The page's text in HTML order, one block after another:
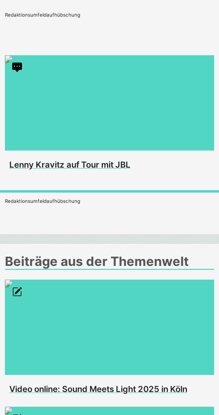
Redaktionsumfeldaufhübschung
Lenny Kravitz auf Tour mit JBL
Redaktionsumfeldaufhübschung
Beiträge aus der Themenwelt
Video online: Sound Meets Light 2025 in Köln